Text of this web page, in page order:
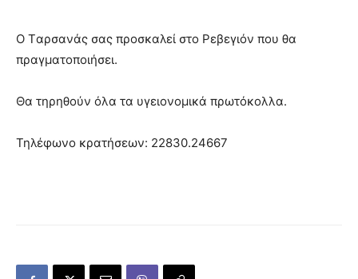
Ο Tαρσανάς σας προσκαλεί στο Ρεβεγιόν που θα
πραγματοποιήσει.
Θα τηρηθούν όλα τα υγειονομικά πρωτόκολλα.
Τηλέφωνο κρατήσεων: 22830.24667